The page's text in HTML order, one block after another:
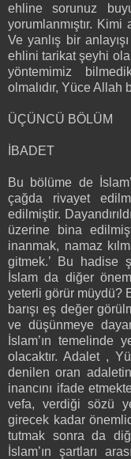
ehline sorunuz
yorumlanmıştır.
Ve yanlış bir
ehlini tarikat şeyhi
yöntemimiz
olmalıdır, Yüce Allah
ÜÇÜNCÜ BÖLÜM
İBADET
Bu bölüme de
çağda rivayet
edilmiştir.
üzerine bina
inanmak, namaz
gitmek.’ Bu hadise
İslam da diğer
yeterli görür müydü?
barışı eş değer
ve düşünmeye
İslam’ın temelinde
olacaktır. Adalet ,
denilen oran
inancını ifade
vefa, verdiği sözü
girecek kadar
tutmak sonra da
İslam’ın şartları